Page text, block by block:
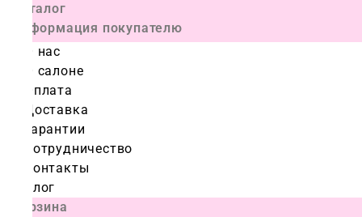
Каталог
Информация покупателю
О нас
О салоне
Оплата
Доставка
Гарантии
Сотрудничество
Контакты
Блог
Корзина